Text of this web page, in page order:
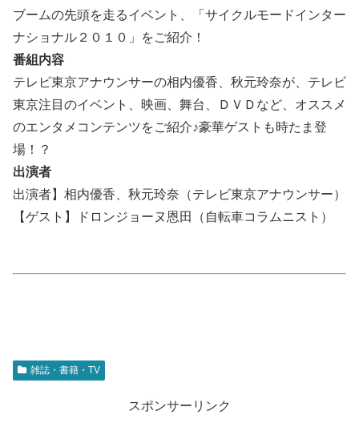
ブームの先頭を走るイベント、「サイクルモードインター
ナショナル２０１０」をご紹介！
番組内容
テレビ東京アナウンサーの相内優香、秋元玲奈が、テレビ
東京注目のイベント、映画、舞台、ＤＶＤなど、オススメ
のエンタメコンテンツをご紹介♪豪華ゲストも時たま登
場！？
出演者
出演者】相内優香、秋元玲奈（テレビ東京アナウンサー）
【ゲスト】ドロンジョーヌ恩田（自転車コラムニスト）
雑誌・書籍・TV
スポンサーリンク